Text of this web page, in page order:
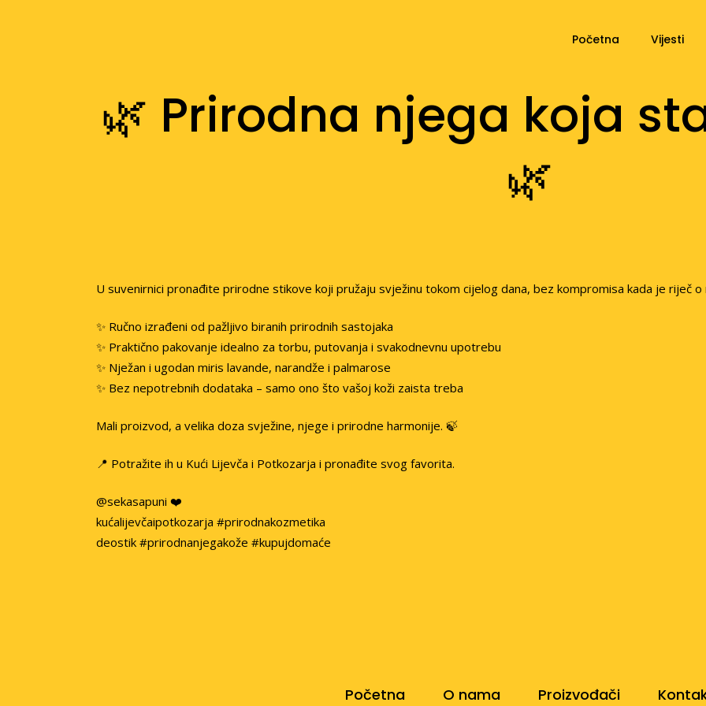
Početna Vijesti
🌿 Prirodna njega koja
🌿
U suvenirnici pronađite prirodne stikove koji pružaju svježinu tokom cijelog dana, bez kompromisa kada je riječ o
✨ Ručno izrađeni od pažljivo biranih prirodnih sastojaka
✨ Praktično pakovanje idealno za torbu, putovanja i svakodnevnu upotrebu
✨ Nježan i ugodan miris lavande, narandže i palmarose
✨ Bez nepotrebnih dodataka – samo ono što vašoj koži zaista treba
Mali proizvod, a velika doza svježine, njege i prirodne harmonije. 🍃
📍 Potražite ih u Kući Lijevča i Potkozarja i pronađite svog favorita.
@sekasapuni ❤️
kućalijevčaipotkozarja #prirodnakozmetika
deostik #prirodnanjegakože #kupujdomaće
Početna O nama Proizvođači